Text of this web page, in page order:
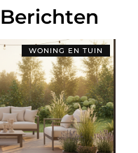
WONING EN TUIN